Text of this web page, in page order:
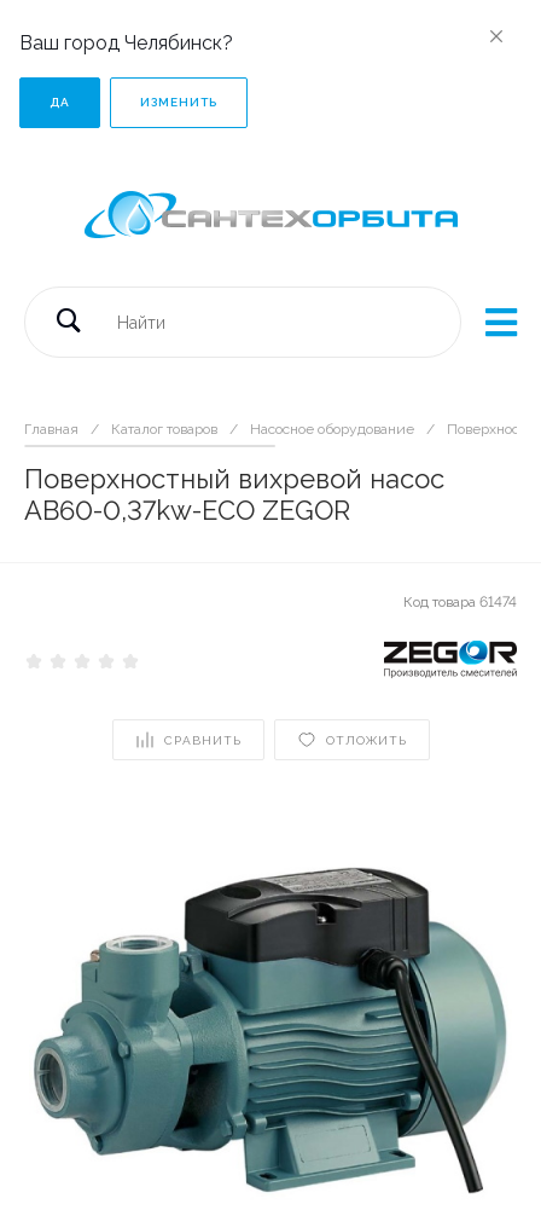
Ваш город Челябинск?
ДА ИЗМЕНИТЬ
Главная / Каталог товаров / Насосное оборудование /
Поверхностный вихревой насос
AB60-0,37kw-ECO ZEGOR
Код товара 61474
СРАВНИТЬ ОТЛОЖИТЬ